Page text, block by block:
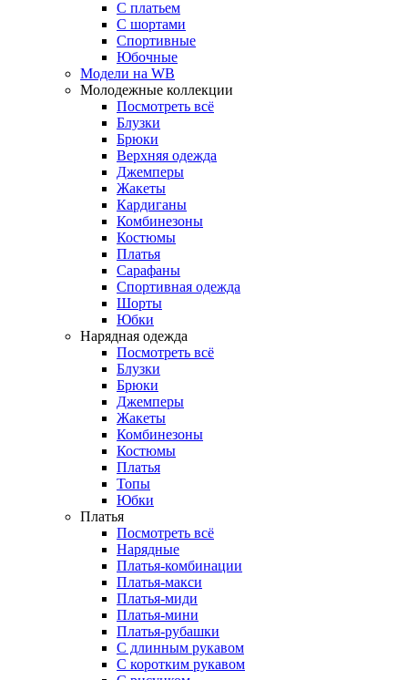
С платьем
С шортами
Спортивные
Юбочные
Модели на WB
Молодежные коллекции
Посмотреть всё
Блузки
Брюки
Верхняя одежда
Джемперы
Жакеты
Кардиганы
Комбинезоны
Костюмы
Платья
Сарафаны
Спортивная одежда
Шорты
Юбки
Нарядная одежда
Посмотреть всё
Блузки
Брюки
Джемперы
Жакеты
Комбинезоны
Костюмы
Платья
Топы
Юбки
Платья
Посмотреть всё
Нарядные
Платья-комбинации
Платья-макси
Платья-миди
Платья-мини
Платья-рубашки
С длинным рукавом
С коротким рукавом